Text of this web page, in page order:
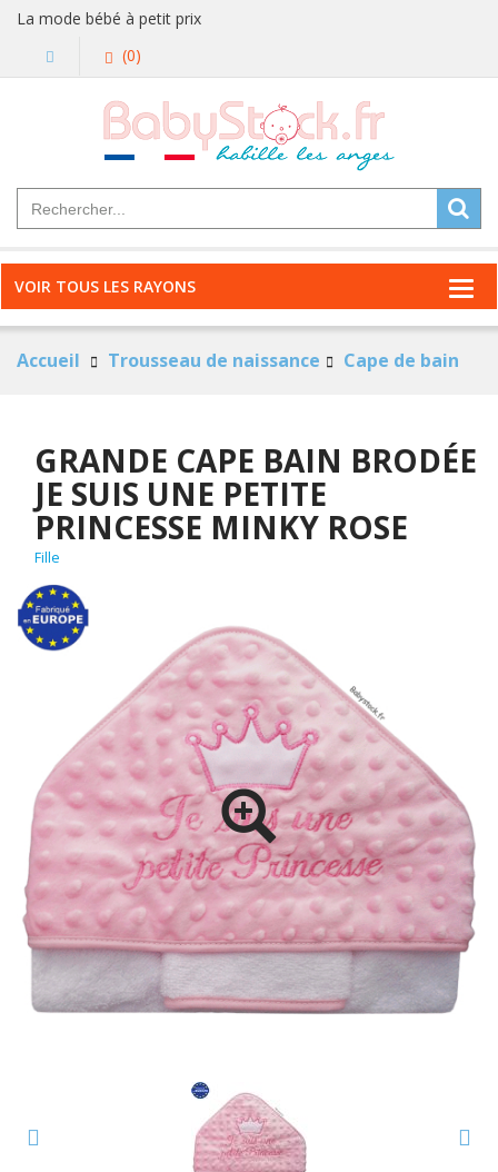
La mode bébé à petit prix
(0)
VOIR TOUS LES RAYONS
Accueil Trousseau de naissance Cape de bain
GRANDE CAPE BAIN BRODÉE
JE SUIS UNE PETITE
PRINCESSE MINKY ROSE
Fille